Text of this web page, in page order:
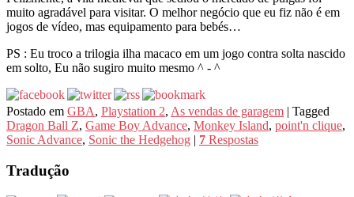
muito agradável para visitar. O melhor negócio que eu fiz não é em
jogos de vídeo, mas equipamento para bebés…
PS : Eu troco a trilogia ilha macaco em um jogo contra solta nascido
em solto, Eu não sugiro muito mesmo ^ - ^
Postado em GBA, Playstation 2, As vendas de garagem | Tagged
Dragon Ball Z, Game Boy Advance, Monkey Island, point'n clique,
Sonic Advance, Sonic the Hedgehog | 7 Respostas
Tradução